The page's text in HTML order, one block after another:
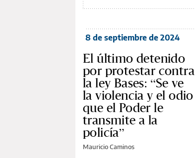
8 de septiembre de 2024
El último detenido
por protestar contra
la ley Bases: “Se ve
la violencia y el odio
que el Poder le
transmite a la
policía”
Mauricio Caminos